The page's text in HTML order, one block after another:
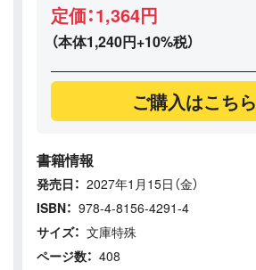
定価：1,364円
（本体1,240円+10%税）
ご購入はこちら
書籍情報
発売日： 2027年1月15日（金）
ISBN： 978-4-8156-4291-4
サイズ： 文庫特殊
ページ数： 408